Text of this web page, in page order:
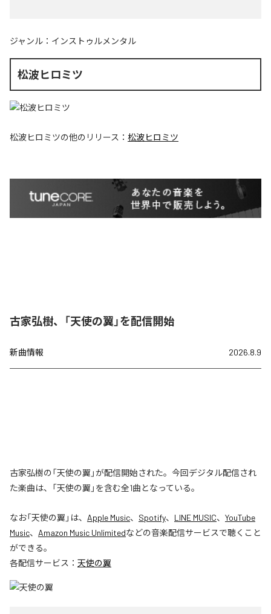
ジャンル： インストゥルメンタル
松波ヒロミツ
松波ヒロミツの他のリリース： 松波ヒロミツ
古家弘樹、「天使の翼」を配信開始
新曲情報 2026.8.9
古家弘樹の「天使の翼」が配信開始された。今回デジタル配信され
た楽曲は、「天使の翼」を含む全1曲となっている。
なお「天使の翼 」は、 Apple Music、 Spotify、 LINE MUSIC、 YouTube
Music、 Amazon Music Unlimitedなどの音楽配信サービスで聴くこと
ができる。
各配信サービス： 天使の翼